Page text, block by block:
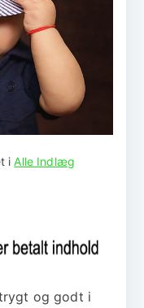
iAlle Indlæg
og godt i